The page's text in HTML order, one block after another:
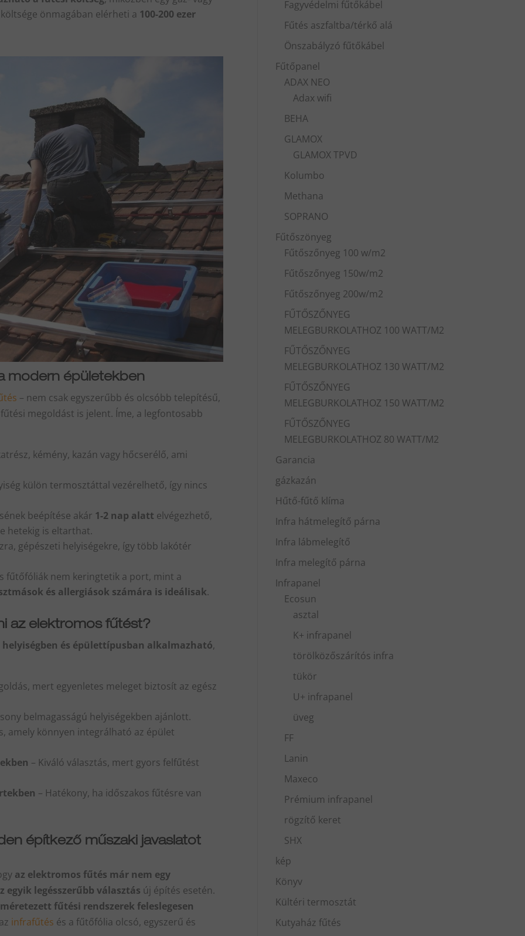
önmagában elérheti a 100-200 ezer
modern épületekben
– nem csak egyszerűbb és olcsóbb telepítésű,
megoldást is jelent. Íme, a legfontosabb
kémény, kazán vagy hőcserélő, ami
külön termosztáttal vezérelhető, így nincs
beépítése akár 1-2 nap alatt elvégezhető,
hetekig is eltarthat.
gépészeti helyiségekre, így több lakótér
fűtőfóliák nem keringtetik a port, mint a
és allergiások számára is ideálisak.
az elektromos fűtést?
és épülettípusban alkalmazható,
mert egyenletes meleget biztosít az egész
belmagasságú helyiségekben ajánlott.
amely könnyen integrálható az épület
– Kiváló választás, mert gyors felfűtést
– Hatékony, ha időszakos fűtésre van
építkező műszaki javaslatot
az elektromos fűtés már nem egy
legésszerűbb választás új építés esetén.
fűtési rendszerek feleslegesen
infrafűtés és a fűtőfólia olcsó, egyszerű és
Fagyvédelmi fűtőkábel
Fűtés aszfaltba/térkő alá
Önszabályzó fűtőkábel
Fűtőpanel
ADAX NEO
Adax wifi
BEHA
GLAMOX
GLAMOX TPVD
Kolumbo
Methana
SOPRANO
Fűtőszönyeg
Fűtőszőnyeg 100 w/m2
Fűtőszőnyeg 150w/m2
Fűtőszőnyeg 200w/m2
FŰTŐSZŐNYEG
MELEGBURKOLATHOZ 100 WATT/M2
FŰTŐSZŐNYEG
MELEGBURKOLATHOZ 130 WATT/M2
FŰTŐSZŐNYEG
MELEGBURKOLATHOZ 150 WATT/M2
FŰTŐSZŐNYEG
MELEGBURKOLATHOZ 80 WATT/M2
Garancia
gázkazán
Hűtő-fűtő klíma
Infra hátmelegítő párna
Infra lábmelegítő
Infra melegítő párna
Infrapanel
Ecosun
asztal
K+ infrapanel
törölközőszárítós infra
tükör
U+ infrapanel
üveg
FF
Lanin
Maxeco
Prémium infrapanel
rögzítő keret
SHX
kép
Könyv
Kültéri termosztát
Kutyaház fűtés